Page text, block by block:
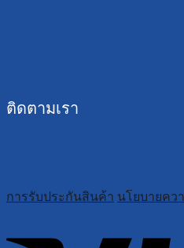
ติดตามเรา
การรับประกันสินค้า นโยบายคว